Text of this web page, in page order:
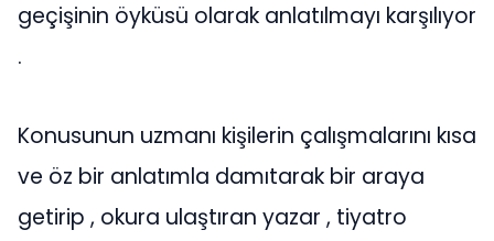
geçişinin öyküsü olarak anlatılmayı karşılıyor
.
Konusunun uzmanı kişilerin çalışmalarını kısa
ve öz bir anlatımla damıtarak bir araya
getirip , okura ulaştıran yazar , tiyatro